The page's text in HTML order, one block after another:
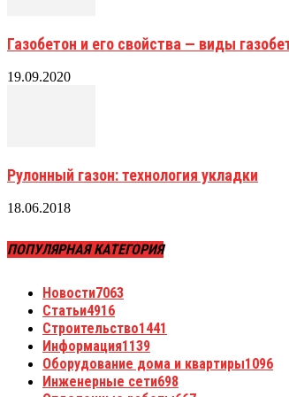
Газобетон и его свойства — виды
19.09.2020
Рулонный газон: технология укладки
18.06.2018
ПОПУЛЯРНАЯ КАТЕГОРИЯ
Новости7063
Статьи4916
Строительство1441
Информация1139
Оборудование дома и квартиры1096
Инженерные сети698